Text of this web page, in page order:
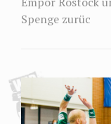
Spenge zurüc